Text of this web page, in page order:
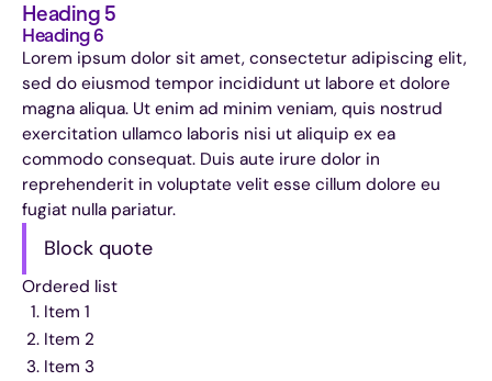
Heading 5
Heading 6
Lorem ipsum dolor sit amet, consectetur adipiscing elit,
sed do eiusmod tempor incididunt ut labore et dolore
magna aliqua. Ut enim ad minim veniam, quis nostrud
exercitation ullamco laboris nisi ut aliquip ex ea
commodo consequat. Duis aute irure dolor in
reprehenderit in voluptate velit esse cillum dolore eu
fugiat nulla pariatur.
Block quote
Ordered list
Item 1
Item 2
Item 3